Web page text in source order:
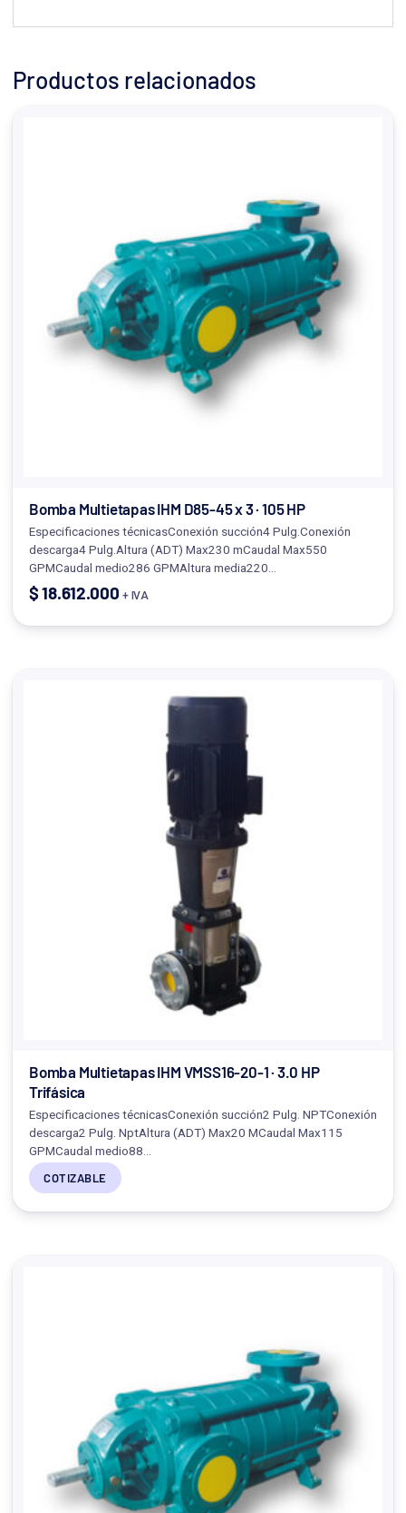
Productos relacionados
Bomba Multietapas IHM D85-45 x 3 · 105 HP
Especificaciones técnicasConexión succión4 Pulg.Conexión
descarga4 Pulg.Altura (ADT) Max230 mCaudal Max550
GPMCaudal medio286 GPMAltura media220…
$18.612.000 + IVA
Bomba Multietapas IHM VMSS16-20-1 · 3.0 HP
Trifásica
Especificaciones técnicasConexión succión2 Pulg. NPTConexión
descarga2 Pulg. NptAltura (ADT) Max20 MCaudal Max115
GPMCaudal medio88…
COTIZABLE